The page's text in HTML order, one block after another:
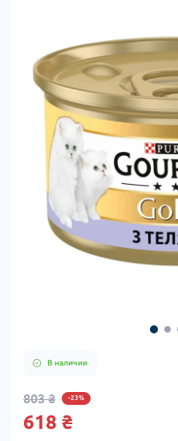
В наличии
803 ₴ -23%
618 ₴